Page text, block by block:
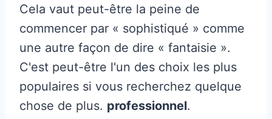
Cela vaut peut-être la peine de
commencer par « sophistiqué » comme
une autre façon de dire « fantaisie ».
C'est peut-être l'un des choix les plus
populaires si vous recherchez quelque
chose de plus. professionnel.